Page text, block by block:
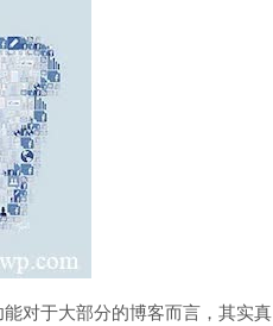
对于大部分的博客而言，其实真